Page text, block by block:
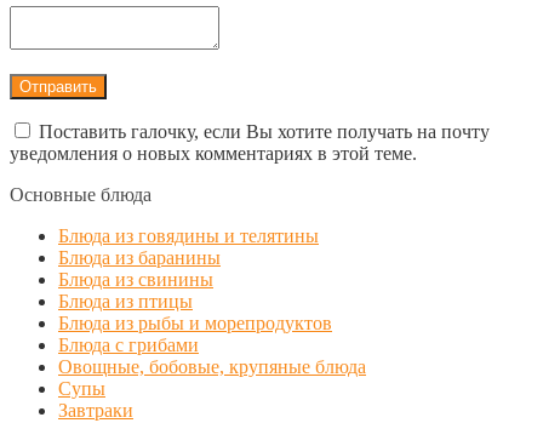
Поставить галочку, если Вы хотите получать на почту
уведомления о новых комментариях в этой теме.
Основные блюда
Блюда из говядины и телятины
Блюда из баранины
Блюда из свинины
Блюда из птицы
Блюда из рыбы и морепродуктов
Блюда с грибами
Овощные, бобовые, крупяные блюда
Супы
Завтраки